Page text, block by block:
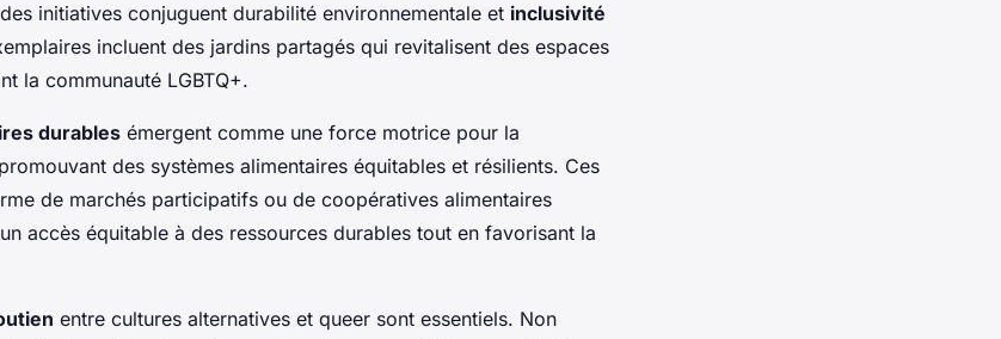
initiatives conjuguent durabilité environnementale et inclusivité
incluent des jardins partagés qui revitalisent des espaces
la communauté LGBTQ+.
durables émergent comme une force motrice pour la
des systèmes alimentaires équitables et résilients. Ces
de marchés participatifs ou de coopératives alimentaires
accès équitable à des ressources durables tout en favorisant la
entre cultures alternatives et queer sont essentiels. Non